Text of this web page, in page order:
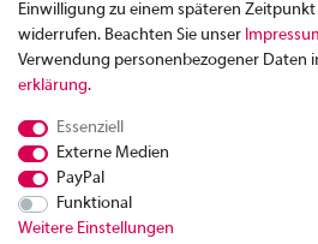
Zahlung
Rücksendung
Datenschutzerklärung
AGB
Einwilligung zu einem späteren
widerrufen. Beachten Sie unser
Verwendung personenbezogener Daten
erklärung.
Essenziell
Externe Medien
PayPal
Funktional
Weitere Einstellungen